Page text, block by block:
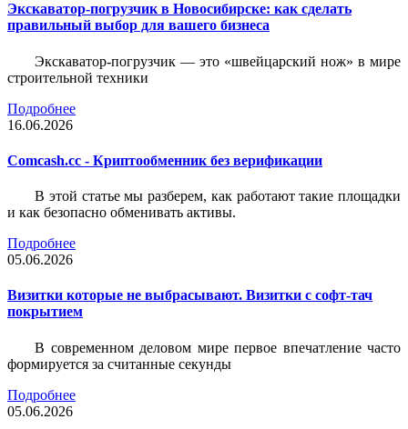
Экскаватор-погрузчик в Новосибирске: как сделать
правильный выбор для вашего бизнеса
Экскаватор-погрузчик — это «швейцарский нож» в мире
строительной техники
Подробнее
16.06.2026
Comcash.cc - Криптообменник без верификации
В этой статье мы разберем, как работают такие площадки
и как безопасно обменивать активы.
Подробнее
05.06.2026
Визитки которые не выбрасывают. Визитки с софт-тач
покрытием
В современном деловом мире первое впечатление часто
формируется за считанные секунды
Подробнее
05.06.2026